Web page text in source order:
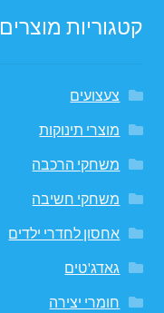
קטגוריות מוצרים
צעצועים
מוצרי תינוקות
משחקי הרכבה
משחקי חשיבה
אחסון לחדרי ילדים
גאדג'טים
חומרי יצירה